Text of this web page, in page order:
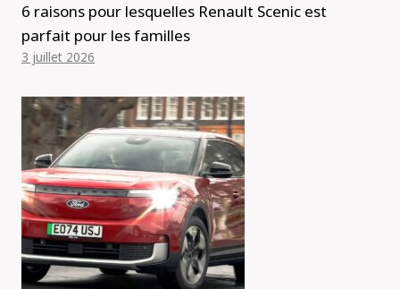
6 raisons pour lesquelles Renault Scenic est
parfait pour les familles
3 juillet 2026